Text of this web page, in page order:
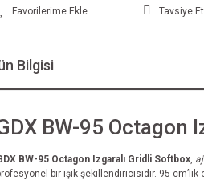
Tavsiye Et
Bilgisi
BW-95 Octagon
BW-95 Octagon Izgaralı Gridli Softbox
bir ışık şekillendiricisidir. 95